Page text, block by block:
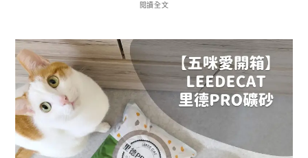
閱讀全文